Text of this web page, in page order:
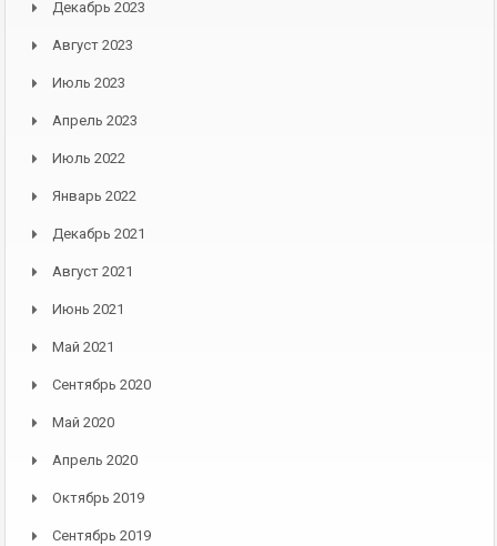
Декабрь 2023
Август 2023
Июль 2023
Апрель 2023
Июль 2022
Январь 2022
Декабрь 2021
Август 2021
Июнь 2021
Май 2021
Сентябрь 2020
Май 2020
Апрель 2020
Октябрь 2019
Сентябрь 2019